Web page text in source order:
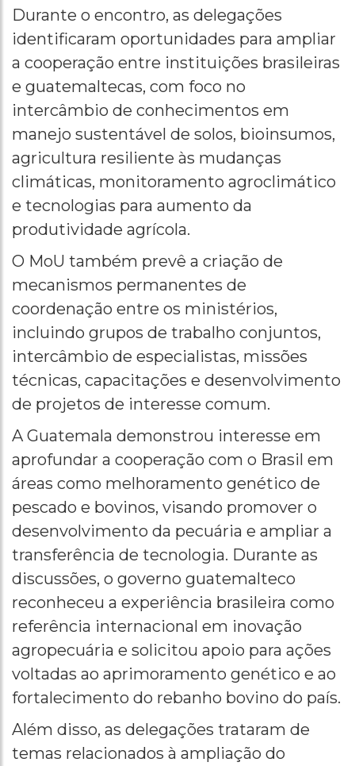
Durante o encontro, as delegações
identificaram oportunidades para ampliar
a cooperação entre instituições brasileiras
e guatemaltecas, com foco no
intercâmbio de conhecimentos em
manejo sustentável de solos, bioinsumos,
agricultura resiliente às mudanças
climáticas, monitoramento agroclimático
e tecnologias para aumento da
produtividade agrícola.
O MoU também prevê a criação de
mecanismos permanentes de
coordenação entre os ministérios,
incluindo grupos de trabalho conjuntos,
intercâmbio de especialistas, missões
técnicas, capacitações e desenvolvimento
de projetos de interesse comum.
A Guatemala demonstrou interesse em
aprofundar a cooperação com o Brasil em
áreas como melhoramento genético de
pescado e bovinos, visando promover o
desenvolvimento da pecuária e ampliar a
transferência de tecnologia. Durante as
discussões, o governo guatemalteco
reconheceu a experiência brasileira como
referência internacional em inovação
agropecuária e solicitou apoio para ações
voltadas ao aprimoramento genético e ao
fortalecimento do rebanho bovino do país.
Além disso, as delegações trataram de
temas relacionados à ampliação do